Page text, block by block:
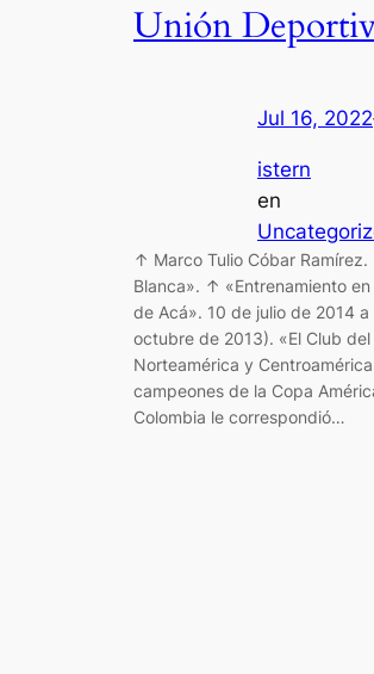
Unión
Jul 16, 2022
istern
en
↑ Marco Tulio Cóbar
Blanca». ↑ «Entrenamiento
de Acá». 10 de julio de 2014
octubre de 2013). «El Club
Norteamérica y
campeones de la Copa
Colombia le correspondió…